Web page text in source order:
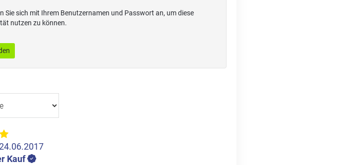
Sie sich mit Ihrem Benutzernamen und Passwort an, um diese
nutzen zu können.
Kauf